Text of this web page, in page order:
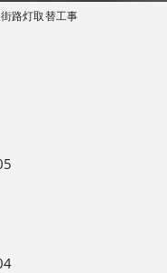
路灯取替工事